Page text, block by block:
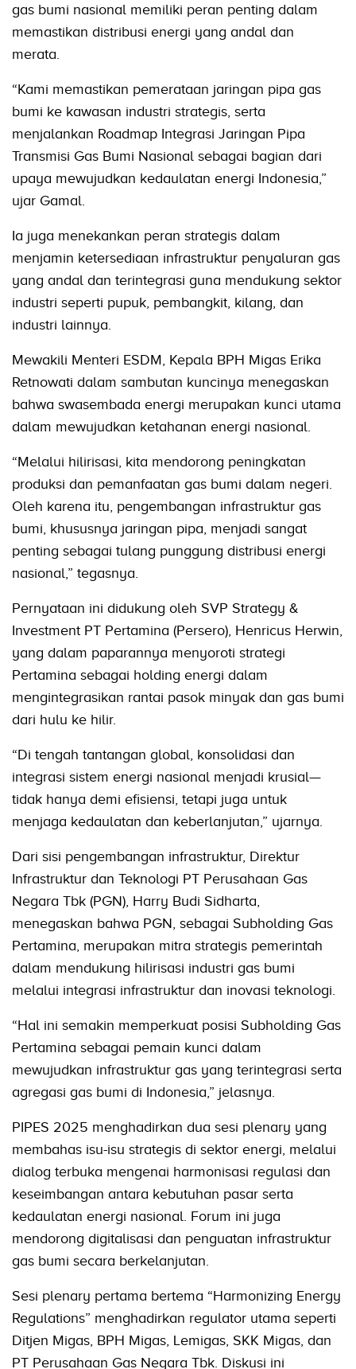
gas bumi nasional memiliki peran penting dalam
memastikan distribusi energi yang andal dan
merata.
“Kami memastikan pemerataan jaringan pipa gas
bumi ke kawasan industri strategis, serta
menjalankan Roadmap Integrasi Jaringan Pipa
Transmisi Gas Bumi Nasional sebagai bagian dari
upaya mewujudkan kedaulatan energi Indonesia,”
ujar Gamal.
Ia juga menekankan peran strategis dalam
menjamin ketersediaan infrastruktur penyaluran gas
yang andal dan terintegrasi guna mendukung sektor
industri seperti pupuk, pembangkit, kilang, dan
industri lainnya.
Mewakili Menteri ESDM, Kepala BPH Migas Erika
Retnowati dalam sambutan kuncinya menegaskan
bahwa swasembada energi merupakan kunci utama
dalam mewujudkan ketahanan energi nasional.
“Melalui hilirisasi, kita mendorong peningkatan
produksi dan pemanfaatan gas bumi dalam negeri.
Oleh karena itu, pengembangan infrastruktur gas
bumi, khususnya jaringan pipa, menjadi sangat
penting sebagai tulang punggung distribusi energi
nasional,” tegasnya.
Pernyataan ini didukung oleh SVP Strategy &
Investment PT Pertamina (Persero), Henricus Herwin,
yang dalam paparannya menyoroti strategi
Pertamina sebagai holding energi dalam
mengintegrasikan rantai pasok minyak dan gas bumi
dari hulu ke hilir.
“Di tengah tantangan global, konsolidasi dan
integrasi sistem energi nasional menjadi krusial—
tidak hanya demi efisiensi, tetapi juga untuk
menjaga kedaulatan dan keberlanjutan,” ujarnya.
Dari sisi pengembangan infrastruktur, Direktur
Infrastruktur dan Teknologi PT Perusahaan Gas
Negara Tbk (PGN), Harry Budi Sidharta,
menegaskan bahwa PGN, sebagai Subholding Gas
Pertamina, merupakan mitra strategis pemerintah
dalam mendukung hilirisasi industri gas bumi
melalui integrasi infrastruktur dan inovasi teknologi.
“Hal ini semakin memperkuat posisi Subholding Gas
Pertamina sebagai pemain kunci dalam
mewujudkan infrastruktur gas yang terintegrasi serta
agregasi gas bumi di Indonesia,” jelasnya.
PIPES 2025 menghadirkan dua sesi plenary yang
membahas isu-isu strategis di sektor energi, melalui
dialog terbuka mengenai harmonisasi regulasi dan
keseimbangan antara kebutuhan pasar serta
kedaulatan energi nasional. Forum ini juga
mendorong digitalisasi dan penguatan infrastruktur
gas bumi secara berkelanjutan.
Sesi plenary pertama bertema “Harmonizing Energy
Regulations” menghadirkan regulator utama seperti
Ditjen Migas, BPH Migas, Lemigas, SKK Migas, dan
PT Perusahaan Gas Negara Tbk. Diskusi ini